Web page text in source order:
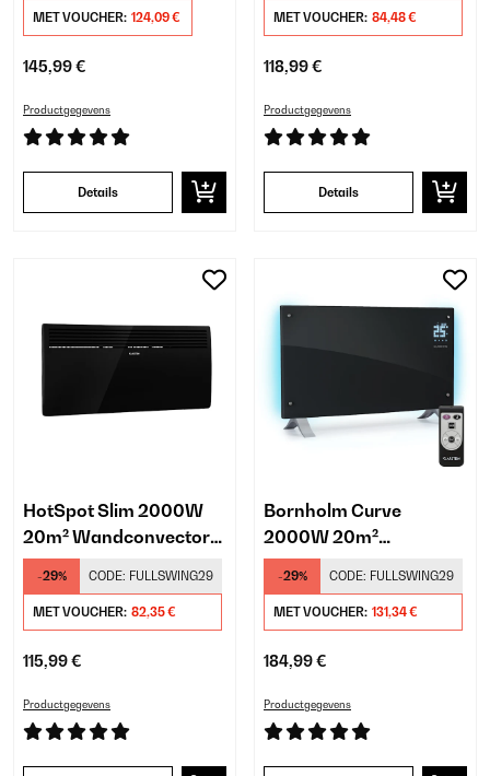
MET VOUCHER: 124,09 €
145,99 €
Productgegevens
Details
MET VOUCHER: 84,48 €
118,99 €
Productgegevens
Details
HotSpot Slim 2000W
20m² Wandconvector
Zwart
-29% CODE: FULLSWING29
MET VOUCHER: 82,35 €
115,99 €
Productgegevens
Bornholm Curve
2000W 20m²
Convector Kachel met
Licht Zwart
-29% CODE: FULLSWING29
MET VOUCHER: 131,34 €
184,99 €
Productgegevens